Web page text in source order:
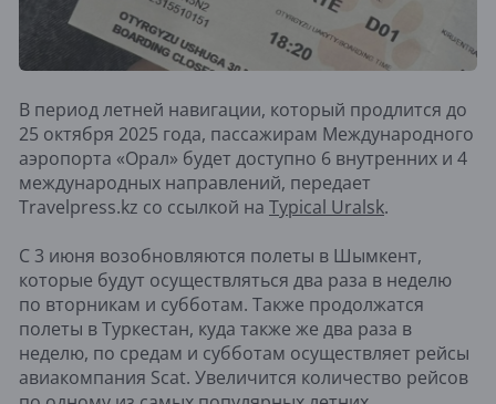
В период летней навигации, который продлится до
25 октября 2025 года, пассажирам Международного
аэропорта «Орал» будет доступно 6 внутренних и 4
международных направлений, передает
Travelpress.kz со ссылкой на Typical Uralsk.
С 3 июня возобновляются полеты в Шымкент,
которые будут осуществляться два раза в неделю
по вторникам и субботам. Также продолжатся
полеты в Туркестан, куда также же два раза в
неделю, по средам и субботам осуществляет рейсы
авиакомпания Scat. Увеличится количество рейсов